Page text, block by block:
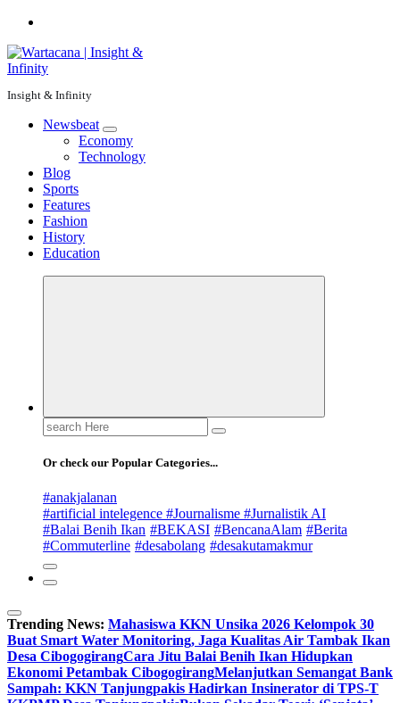
Insight & Infinity
Newsbeat
Economy
Technology
Blog
Sports
Features
Fashion
History
Education
Search
for:
Or check our Popular Categories...
#anakjalanan
#artificial intelegence #Journalisme #Jurnalistik AI
#Balai Benih Ikan #BEKASI #BencanaAlam #Berita
#Commuterline #desabolang #desakutamakmur
Trending News: Mahasiswa KKN Unsika 2026 Kelompok 30
Buat Smart Water Monitoring, Jaga Kualitas Air Tambak Ikan
Desa CibogogirangCara Jitu Balai Benih Ikan Hidupkan
Ekonomi Petambak CibogogirangMelanjutkan Semangat Bank
Sampah: KKN Tanjungpakis Hadirkan Insinerator di TPS-T